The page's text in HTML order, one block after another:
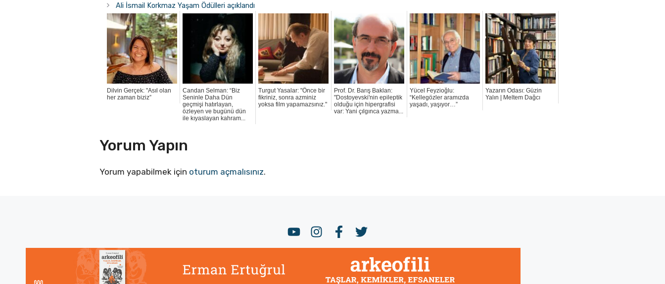
Ali İsmail Korkmaz Yaşam Ödülleri açıklandı
Dilvin Gerçek: "Asıl olan
her zaman biziz”
Candan Selman: “Biz
Seninle Daha Dün
geçmişi hatırlayan,
özleyen ve bugünü dün
ile kıyaslayan kahram...
Turgut Yasalar: "Önce bir
fikriniz, sonra azminiz
yoksa film yapamazsınız."
Prof. Dr. Barış Baklan:
"Dostoyevski'nin epileptik
olduğu için hipergrafisi
var: Yani çılgınca yazma...
Yücel Feyzioğlu:
“Kellegözler aramızda
yaşadı, yaşıyor…”
Yazarın Odası: Güzin
Yalın | Meltem Dağcı
Yorum Yapın
Yorum yapabilmek için oturum açmalısınız.